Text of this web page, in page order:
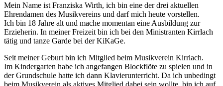
Mein Name ist Franziska Wirth, ich bin eine der drei aktuellen
Ehrendamen des Musikvereins und darf mich heute vorstellen.
Ich bin 18 Jahre alt und mache momentan eine Ausbildung zur
Erzieherin. In meiner Freizeit bin ich bei den Ministranten Kirrlach
tätig und tanze Garde bei der KiKaGe.
Seit meiner Geburt bin ich Mitglied beim Musikverein Kirrlach.
Im Kindergarten habe ich angefangen Blockflöte zu spielen und in
der Grundschule hatte ich dann Klavierunterricht. Da ich unbedingt
beim Musikverein als aktives Mitglied dabei sein wollte, bin ich auf